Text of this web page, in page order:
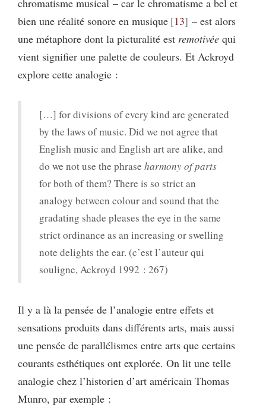
bien une réalité sonore en musique 13 – est alors
une métaphore dont la picturalité est remotivée qui
vient signifier une palette de couleurs. Et Ackroyd
explore cette analogie :
[…] for divisions of every kind are generated
by the laws of music. Did we not agree that
English music and English art are alike, and
do we not use the phrase harmony of parts
for both of them? There is so strict an
analogy between colour and sound that the
gradating shade pleases the eye in the same
strict ordinance as an increasing or swelling
note delights the ear. (c’est l’auteur qui
souligne, Ackroyd 1992 : 267)
Il y a là la pensée de l’analogie entre effets et
sensations produits dans différents arts, mais aussi
une pensée de parallélismes entre arts que certains
courants esthétiques ont explorée. On lit une telle
analogie chez l’historien d’art américain Thomas
Munro, par exemple :